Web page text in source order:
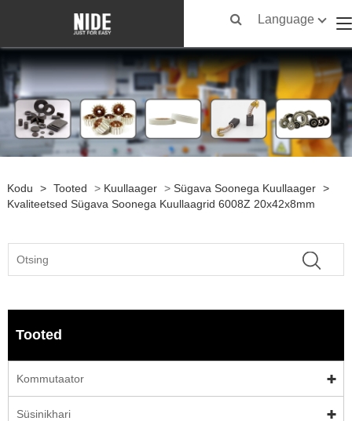
Language
Kodu > Tooted > Kuullaager > Sügava Soonega Kuullaager >
Kvaliteetsed Sügava Soonega Kuullaagrid 6008Z 20x42x8mm
Tooted
Kommutaator
Süsinikhari